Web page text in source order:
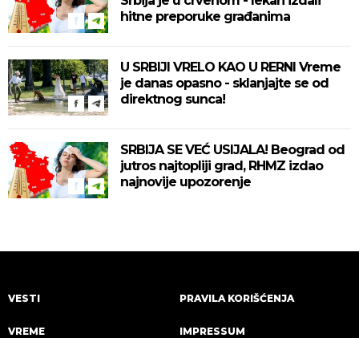
hitne preporuke građanima
U SRBIJI VRELO KAO U RERNI Vreme
je danas opasno - sklanjajte se od
direktnog sunca!
SRBIJA SE VEĆ USIJALA! Beograd od
jutros najtopliji grad, RHMZ izdao
najnovije upozorenje
VESTI
VREME
PRAVILA KORIŠĆENJA
IMPRESSUM